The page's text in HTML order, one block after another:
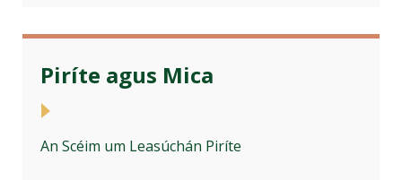
Piríte agus Mica
An Scéim um Leasúchán Piríte